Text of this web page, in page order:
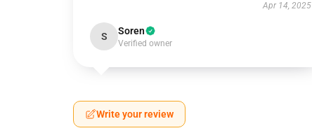
Apr 14, 2025
S Soren
Verified owner
Write your review